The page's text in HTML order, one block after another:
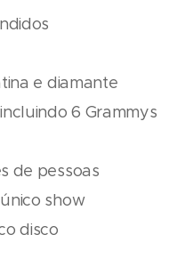
e diamante
6 Grammys
de pessoas
show
disco